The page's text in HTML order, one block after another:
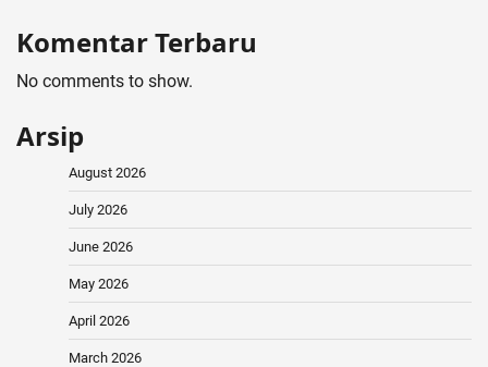
Komentar Terbaru
No comments to show.
Arsip
August 2026
July 2026
June 2026
May 2026
April 2026
March 2026